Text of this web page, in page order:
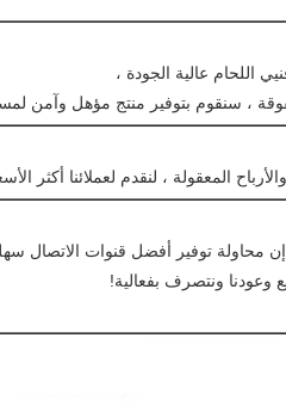
اللحام عالية الجودة ،
، سنقوم بتوفير منتج مؤهل وآمن
المعقولة ، لنقدم لعملائنا أكثر
محاولة توفير أفضل قنوات الاتصال
ونتصرف بفعالية!